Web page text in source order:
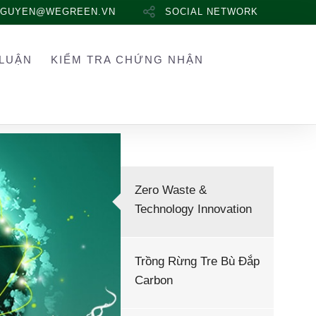
SOCIAL NETWORK
KIỂM TRA CHỨNG NHẬN
Zero Waste &
Technology Innovation
Trồng Rừng Tre Bù Đắp
Carbon